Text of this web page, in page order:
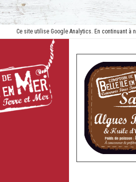
Ce site utilise Google Analytics. En continuant